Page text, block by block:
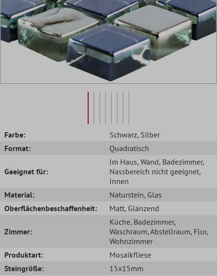
Farbe: Schwarz, Silber
Format:
Quadratisch
Geeignet für:
Im Haus, Wand, Badezimmer,
Nassbereich nicht geeignet,
Innen
Material:
Naturstein, Glas
Oberflächenbeschaffenheit:
Matt, Glänzend
Zimmer:
Küche, Badezimmer,
Waschraum, Abstellraum, Flur,
Wohnzimmer
Produktart:
Mosaikfliese
Steingröße:
15x15mm